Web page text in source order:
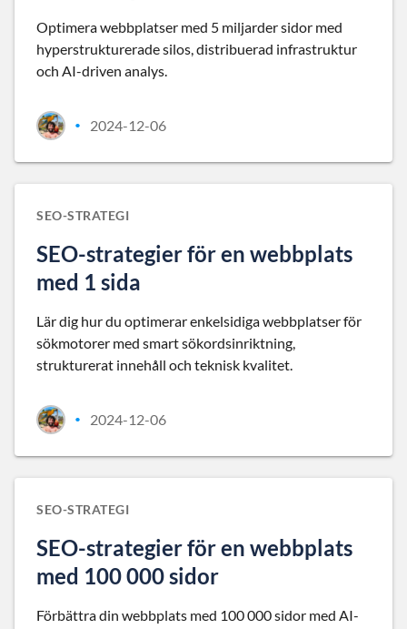
Optimera webbplatser med 5 miljarder sidor med
hyperstrukturerade silos, distribuerad infrastruktur
och AI-driven analys.
• 2024-12-06
SEO-STRATEGI
SEO-strategier för en webbplats
med 1 sida
Lär dig hur du optimerar enkelsidiga webbplatser för
sökmotorer med smart sökordsinriktning,
strukturerat innehåll och teknisk kvalitet.
• 2024-12-06
SEO-STRATEGI
SEO-strategier för en webbplats
med 100 000 sidor
Förbättra din webbplats med 100 000 sidor med AI-